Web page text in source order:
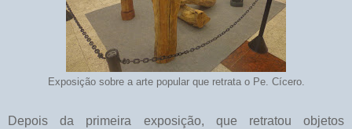
Exposição sobre a arte popular que retrata o Pe. Cícero.
Depois da primeira exposição, que retratou objetos